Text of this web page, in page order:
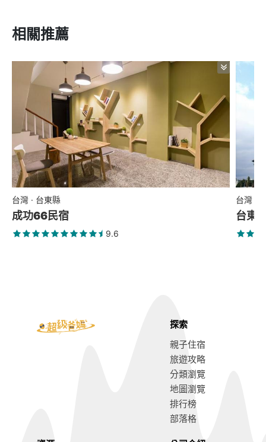
相關推薦
台灣 · 台東縣
成功66民宿
9.6
台灣 ·
台東
探索
親子住宿
旅遊攻略
分類瀏覽
地圖瀏覽
排行榜
部落格